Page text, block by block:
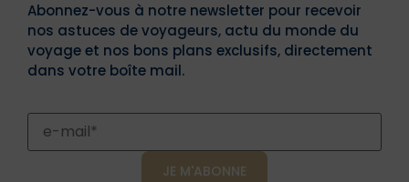
Abonnez-vous à notre newsletter pour recevoir
nos astuces de voyageurs, actu du monde du
voyage et nos bons plans exclusifs, directement
dans votre boîte mail.